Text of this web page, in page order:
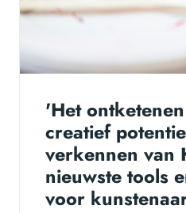
'Het
creatief
verkennen van
nieuwste tools
voor